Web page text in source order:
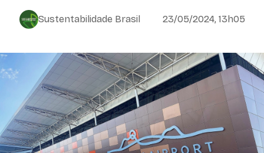
Sustentabilidade Brasil 23/05/2024, 13h05